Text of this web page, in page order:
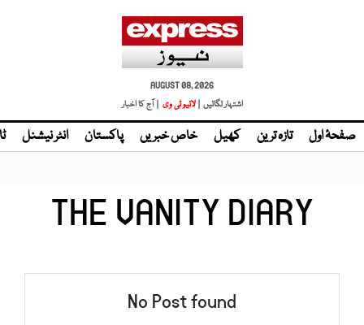
AUGUST 08, 2026
اشتہار لگائیں | لائیو ٹی وی | آج کا اخبار
صفحۂ اول تازہ ترین کھیل خاص خبریں پاکستان انٹر نیشنل
THE VANITY DIARY
No Post found